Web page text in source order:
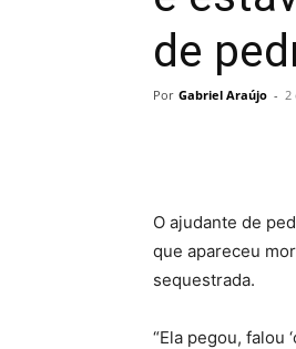
de
Por Gabriel Araújo - 2
O ajudante de
que apareceu
sequestrada.
“Ela pegou, falou